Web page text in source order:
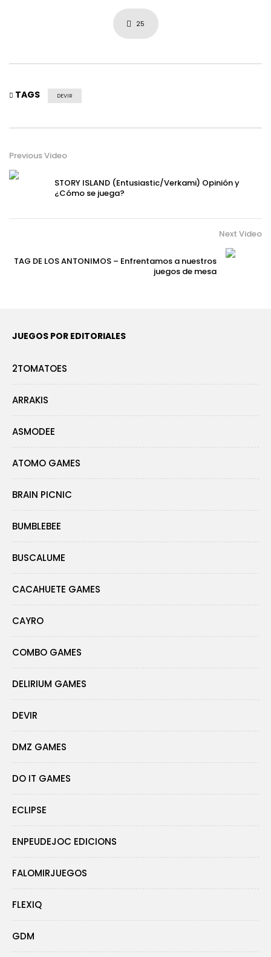
25
TAGS DEVIR
Previous Video
STORY ISLAND (Entusiastic/Verkami) Opinión y
¿Cómo se juega?
Next Video
TAG DE LOS ANTONIMOS – Enfrentamos a nuestros
juegos de mesa
JUEGOS POR EDITORIALES
2TOMATOES
ARRAKIS
ASMODEE
ATOMO GAMES
BRAIN PICNIC
BUMBLEBEE
BUSCALUME
CACAHUETE GAMES
CAYRO
COMBO GAMES
DELIRIUM GAMES
DEVIR
DMZ GAMES
DO IT GAMES
ECLIPSE
ENPEUDEJOC EDICIONS
FALOMIRJUEGOS
FLEXIQ
GDM